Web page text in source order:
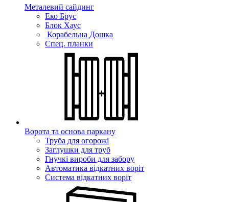
Металевий сайдинг
Еко Брус
Блок Хаус
Корабельна Дошка
Спец. планки
Ворота та основа паркану
Труба для огорожі
Заглушки для труб
Гнучкі вироби для забору
Автоматика відкатних воріт
Система відкатних воріт